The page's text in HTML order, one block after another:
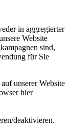
in aggregierter
Website
sind,
für Sie
unserer Website
hier
deaktivieren.